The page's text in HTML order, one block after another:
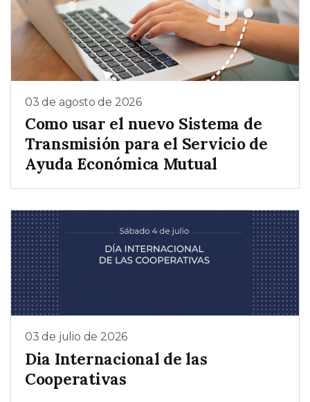
03 de agosto de 2026
Como usar el nuevo Sistema de
Transmisión para el Servicio de
Ayuda Económica Mutual
03 de julio de 2026
Dia Internacional de las
Cooperativas